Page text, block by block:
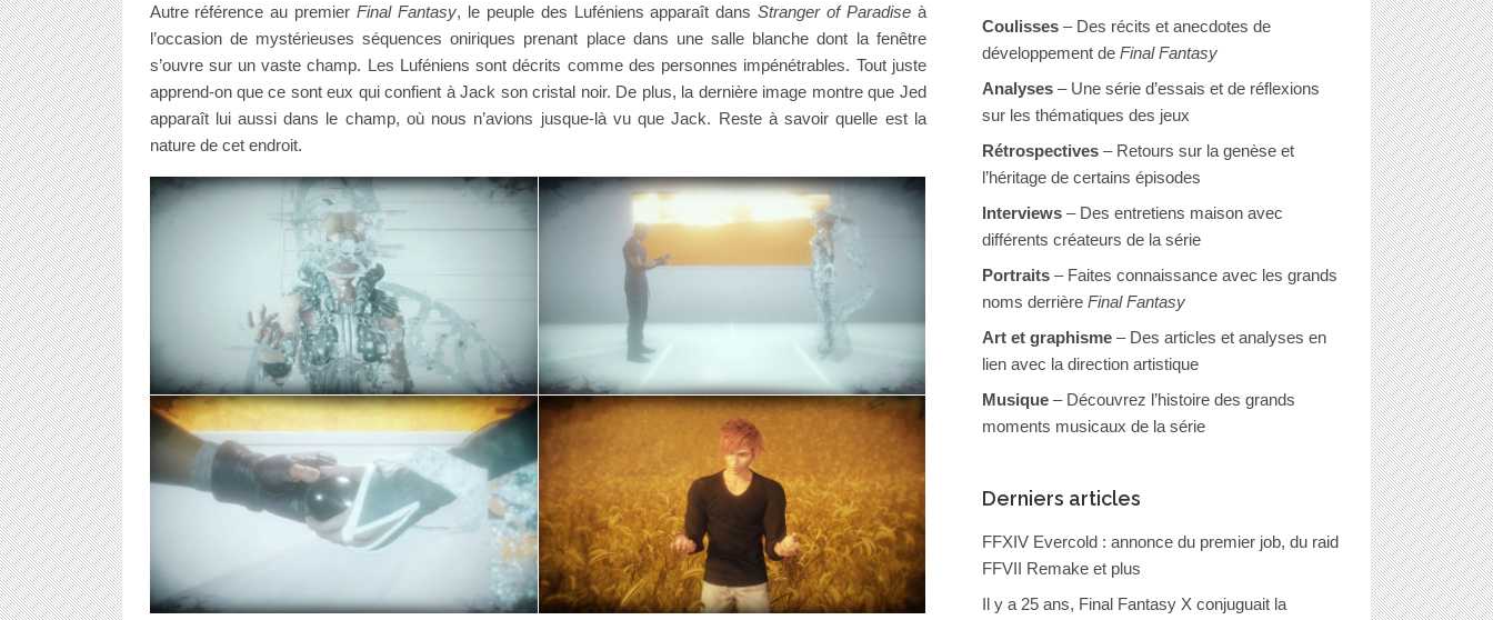
Autre référence au premierFinal Fantasy, le peuple des Luféniens apparaît dansStranger of Paradiseà
l’occasion de mystérieuses séquences oniriques prenant place dans une salle blanche dont la fenêtre
s’ouvre sur un vaste champ. Les Luféniens sont décrits comme des personnes impénétrables. Tout juste
apprend-on que ce sont eux qui confient à Jack son cristal noir. De plus, la dernière image montre que Jed
apparaît lui aussi dans le champ, où nous n’avions jusque-là vu que Jack. Reste à savoir quelle est la
nature de cet endroit.
Coulisses– Des récits et anecdotes de
développement de Final Fantasy
Analyses– Une série d’essais et de réflexions
sur les thématiques des jeux
Rétrospectives– Retours sur la genèse et
l’héritage de certains épisodes
Interviews– Des entretiens maison avec
différents créateurs de la série
Portraits– Faites connaissance avec les grands
noms derrière Final Fantasy
Art et graphisme– Des articles et analyses en
lien avec la direction artistique
Musique– Découvrez l’histoire des grands
moments musicaux de la série
Derniers articles
FFXIV Evercold : annonce du premier job, du raid
FFVII Remake et plus
Il y a 25 ans, Final Fantasy X conjuguait la